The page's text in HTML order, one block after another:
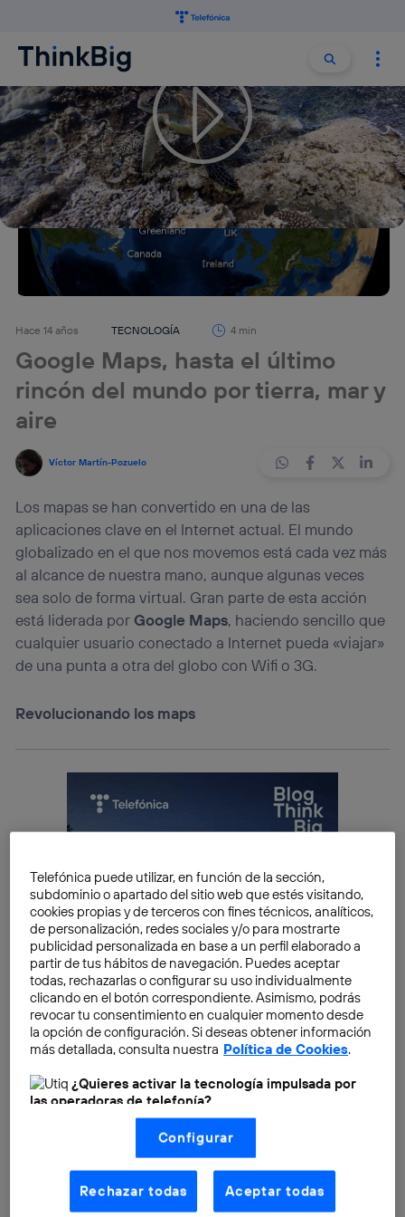
Buscar
Hace 14 años TECNOLOGÍA 4 min
Google Maps, hasta el último
rincón del mundo por tierra, mar y
aire
Víctor Martín-Pozuelo
Los mapas se han convertido en una de las
aplicaciones clave en el Internet actual. El mundo
globalizado en el que nos movemos está cada vez más
al alcance de nuestra mano, aunque algunas veces
sea solo de forma virtual. Gran parte de esta acción
está liderada por Google Maps, haciendo sencillo que
cualquier usuario conectado a Internet pueda «viajar»
de una punta a otra del globo con Wifi o 3G.
Revolucionando los maps
El servicio que presta Google Maps ha cambiado
desde que apareció por primera vez en nuestras vidas
en 2005 y ha revolucionado la forma que teníamos de
contemplar la superficie terrestre. Las recreaciones de
lugares en pantalla en no solo dos, sino también tres
dimensiones han tomado al relevo a los viejos planos
Telefónica puede utilizar, en función de la sección,
subdominio o apartado del sitio web que estés visitando,
cookies propias y de terceros con fines técnicos, analíticos,
de personalización, redes sociales y/o para mostrarte
publicidad personalizada en base a un perfil elaborado a
partir de tus hábitos de navegación. Puedes aceptar
todas, rechazarlas o configurar su uso individualmente
clicando en el botón correspondiente. Asimismo, podrás
revocar tu consentimiento en cualquier momento desde
la opción de configuración. Si deseas obtener información
más detallada, consulta nuestra Política de Cookies.
¿Quieres activar la tecnología impulsada por
las operadoras de telefonía?
Nosotros, Telefónica S.A., utilizamos la tecnología Utiq para
realizar nuestras acciones de marketing digital o análisis
(como se describe en este aviso de consentimiento)
basadas en tu navegación en nuestra(s) web(s)
aquí(solo cuando utilizas una conexión a
internet habilitada , proporcionada por una de las
Configurar
Rechazar todas Aceptar todas